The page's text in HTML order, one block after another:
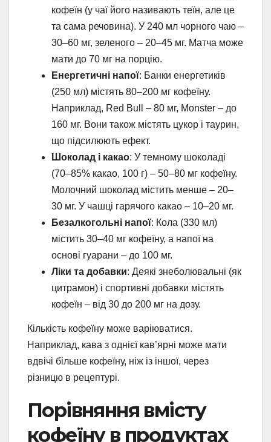
кофеїн (у чаї його називають теїн, але це
та сама речовина). У 240 мл чорного чаю –
30–60 мг, зеленого – 20–45 мг. Матча може
мати до 70 мг на порцію.
Енергетичні напої: Банки енергетиків
(250 мл) містять 80–200 мг кофеїну.
Наприклад, Red Bull – 80 мг, Monster – до
160 мг. Вони також містять цукор і таурин,
що підсилюють ефект.
Шоколад і какао: У темному шоколаді
(70–85% какао, 100 г) – 50–80 мг кофеїну.
Молочний шоколад містить менше – 20–
30 мг. У чашці гарячого какао – 10–20 мг.
Безалкогольні напої: Кола (330 мл)
містить 30–40 мг кофеїну, а напої на
основі гуарани – до 100 мг.
Ліки та добавки: Деякі знеболювальні (як
цитрамон) і спортивні добавки містять
кофеїн – від 30 до 200 мг на дозу.
Кількість кофеїну може варіюватися.
Наприклад, кава з однієї кав’ярні може мати
вдвічі більше кофеїну, ніж із іншої, через
різницю в рецептурі.
Порівняння вмісту
кофеїну в продуктах